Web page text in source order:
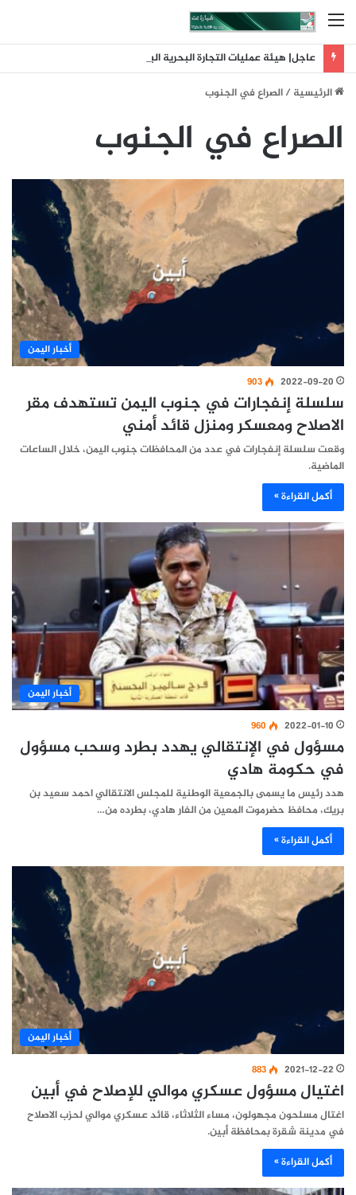
القائمة
الرئيسية/الصراع في الجنوب
الصراع في الجنوب
أخبار اليمن
2022-09-20
903
سلسلة إنفجارات في جنوب اليمن تستهدف مقر
الاصلاح ومعسكر ومنزل قائد أمني
وقعت سلسلة إنفجارات في عدد من المحافظات جنوب اليمن، خلال الساعات
الماضية.
أكمل القراءة »
أخبار اليمن
2022-01-10
960
مسؤول في الإنتقالي يهدد بطرد وسحب مسؤول
في حكومة هادي
هدد رئيس ما يسمى بالجمعية الوطنية للمجلس الانتقالي احمد سعيد بن
بريك، محافظ حضرموت المعين من الفار هادي، بطرده من…
أكمل القراءة »
أخبار اليمن
2021-12-22
883
اغتيال مسؤول عسكري موالي للإصلاح في أبين
اغتال مسلحون مجهولون، مساء الثلاثاء، قائد عسكري موالي لحزب الاصلاح
في مدينة شقرة بمحافظة أبين.
أكمل القراءة »